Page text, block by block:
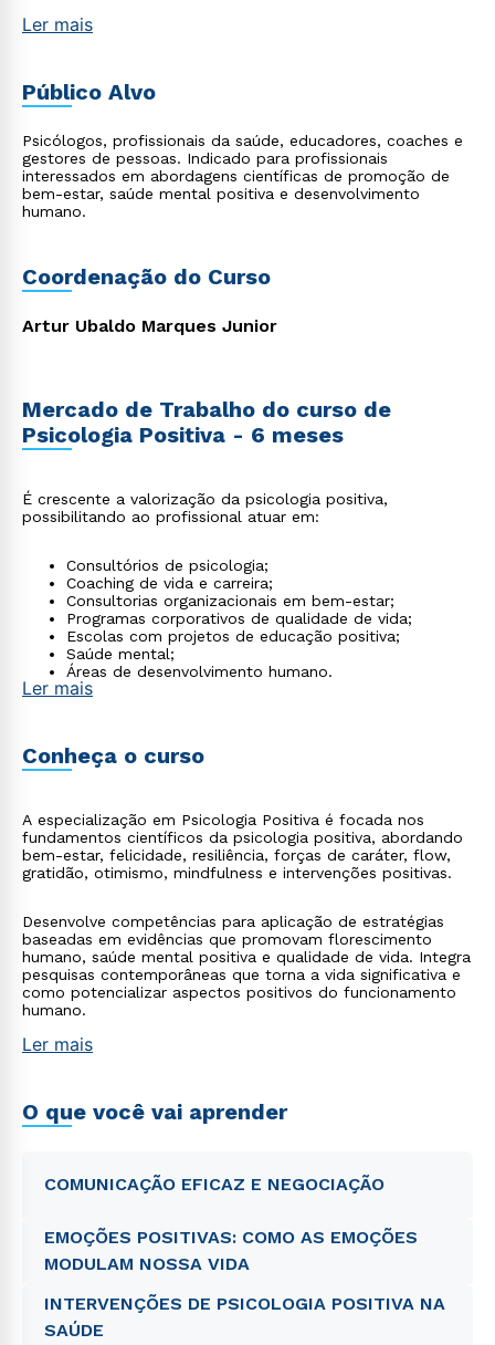
Ler mais
Público Alvo
Psicólogos, profissionais da saúde, educadores, coaches e
gestores de pessoas. Indicado para profissionais
interessados em abordagens científicas de promoção de
bem-estar, saúde mental positiva e desenvolvimento
humano.
Coordenação do Curso
Artur Ubaldo Marques Junior
Mercado de Trabalho do curso de
Psicologia Positiva - 6 meses
É crescente a valorização da psicologia positiva,
possibilitando ao profissional atuar em:
Consultórios de psicologia;
Coaching de vida e carreira;
Consultorias organizacionais em bem-estar;
Programas corporativos de qualidade de vida;
Escolas com projetos de educação positiva;
Saúde mental;
Áreas de desenvolvimento humano.
Ler mais
Conheça o curso
A especialização em Psicologia Positiva é focada nos
fundamentos científicos da psicologia positiva, abordando
bem-estar, felicidade, resiliência, forças de caráter, flow,
gratidão, otimismo, mindfulness e intervenções positivas.
Desenvolve competências para aplicação de estratégias
baseadas em evidências que promovam florescimento
humano, saúde mental positiva e qualidade de vida. Integra
pesquisas contemporâneas que torna a vida significativa e
como potencializar aspectos positivos do funcionamento
humano.
Ler mais
O que você vai aprender
COMUNICAÇÃO EFICAZ E NEGOCIAÇÃO
EMOÇÕES POSITIVAS: COMO AS EMOÇÕES
MODULAM NOSSA VIDA
INTERVENÇÕES DE PSICOLOGIA POSITIVA NA
SAÚDE